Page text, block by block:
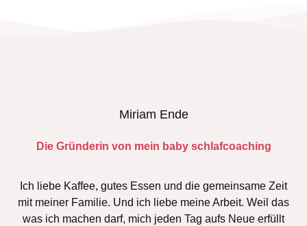
Miriam Ende
Die Gründerin von mein baby schlafcoaching
Ich liebe Kaffee, gutes Essen und die gemeinsame Zeit
mit meiner Familie. Und ich liebe meine Arbeit. Weil das
was ich machen darf, mich jeden Tag aufs Neue erfüllt